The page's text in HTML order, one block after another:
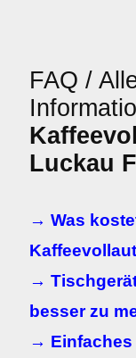
FAQ /
Luckau
→ Was
→
besser zu
→ Einfaches